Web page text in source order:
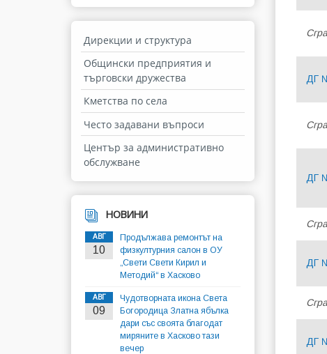
ДГ
ДГ
ДГ
ДГ
Дирекции и структура
Общински предприятия и
търговски дружества
Кметства по села
Често задавани въпроси
Център за административно
обслужване
НОВИНИ
АВГ
10
Продължава ремонтът на
физкултурния салон в ОУ
„Свети Свети Кирил и
Методий“ в Хасково
АВГ
09
Чудотворната икона Света
Богородица Златна ябълка
дари със своята благодат
миряните в Хасково тази
вечер